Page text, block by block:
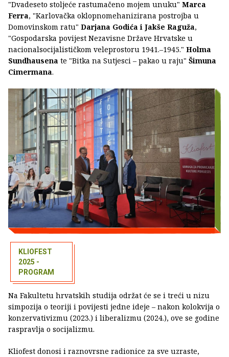
"Dvadeseto stoljeće rastumačeno mojem unuku" Marca
Ferra, "Karlovačka oklopnomehanizirana postrojba u
Domovinskom ratu" Darjana Godića i Jakše Raguža,
"Gospodarska povijest Nezavisne Države Hrvatske u
nacionalsocijalističkom veleprostoru 1941.–1945." Holma
Sundhausena te "Bitka na Sutjesci – pakao u raju" Šimuna
Cimermana.
KLIOFEST
2025 -
PROGRAM
Na Fakultetu hrvatskih studija održat će se i treći u nizu
simpozija o teoriji i povijesti jedne ideje – nakon kolokvija o
konzervativizmu (2023.) i liberalizmu (2024.), ove se godine
raspravlja o socijalizmu.
Kliofest donosi i raznovrsne radionice za sve uzraste,